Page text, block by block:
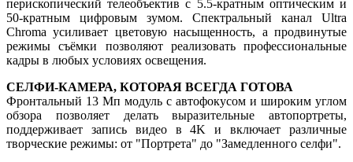
перископический телеобъектив с 5.5-кратным оптическим и
50-кратным цифровым зумом. Спектральный канал Ultra
Chroma усиливает цветовую насыщенность, а продвинутые
режимы съёмки позволяют реализовать профессиональные
кадры в любых условиях освещения.
СЕЛФИ-КАМЕРА, КОТОРАЯ ВСЕГДА ГОТОВА
Фронтальный 13 Мп модуль с автофокусом и широким углом
обзора позволяет делать выразительные автопортреты,
поддерживает запись видео в 4K и включает различные
творческие режимы: от "Портрета" до "Замедленного селфи".